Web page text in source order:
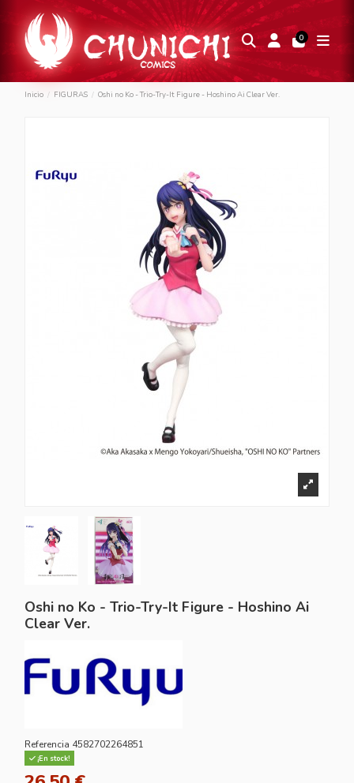
0
Inicio FIGURAS Oshi no Ko - Trio-Try-It Figure - Hoshino Ai Clear Ver.
Oshi no Ko - Trio-Try-It Figure - Hoshino Ai
Clear Ver.
Referencia 4582702264851
¡En stock!